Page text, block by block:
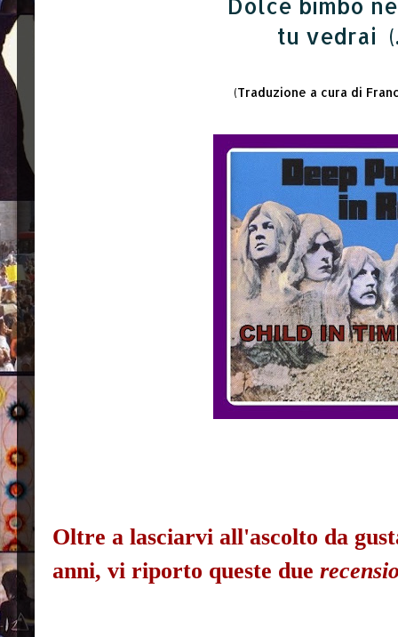
Dolce bimbo
tu vedrai
(Traduzione a cura di
Oltre a lasciarvi all'ascolto da
anni, vi riporto queste due